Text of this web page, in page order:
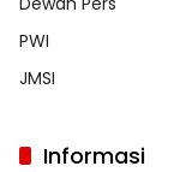
PWI
JMSI
Informasi